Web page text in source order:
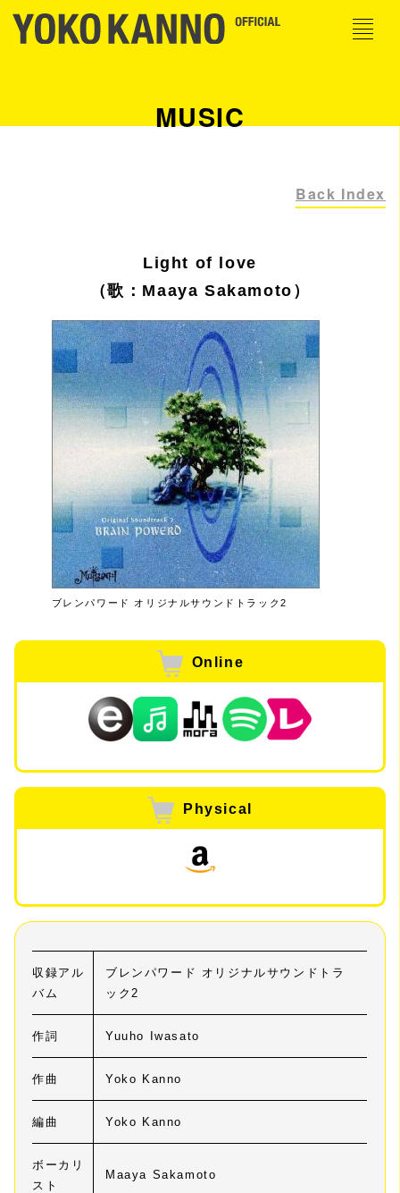
MUSIC
Back Index
Light of love
（歌：Maaya Sakamoto）
ブレンパワード オリジナルサウンドトラック2
Online
Physical
収録アル
バム
ブレンパワード オリジナルサウンドトラ
ック2
作詞 Yuuho Iwasato
作曲 Yoko Kanno
編曲 Yoko Kanno
ボーカリ
スト
Maaya Sakamoto